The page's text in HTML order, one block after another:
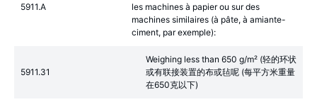
5911.A
les machines à papier ou sur des
machines similaires (à pâte, à amiante-
ciment, par exemple):
5911.31
Weighing less than 650 g/m² (轻的环状
或有联接装置的布或毡呢 (每平方米重量
在650克以下)